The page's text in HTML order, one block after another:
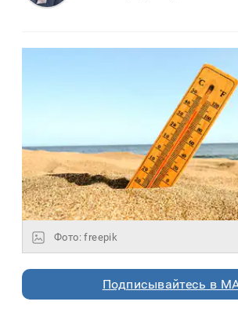
Фото: freepik
Подписывайтесь в